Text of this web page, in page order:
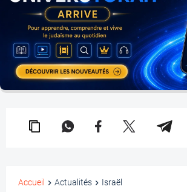
Accueil Actualités Israël